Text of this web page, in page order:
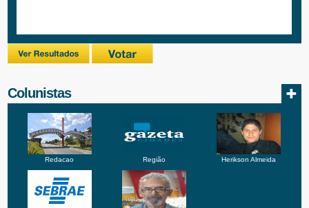
Colunistas
Redacao Região Herikson Almeida